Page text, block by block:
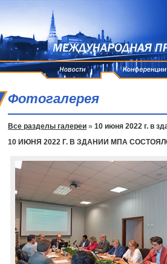
Фотогалерея
Все разделы галереи » 10 июня 2022 г. в
10 ИЮНЯ 2022 Г. В ЗДАНИИ МПА